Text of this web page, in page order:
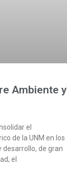
Ambiente y
el
de la UNM en los
de gran
el